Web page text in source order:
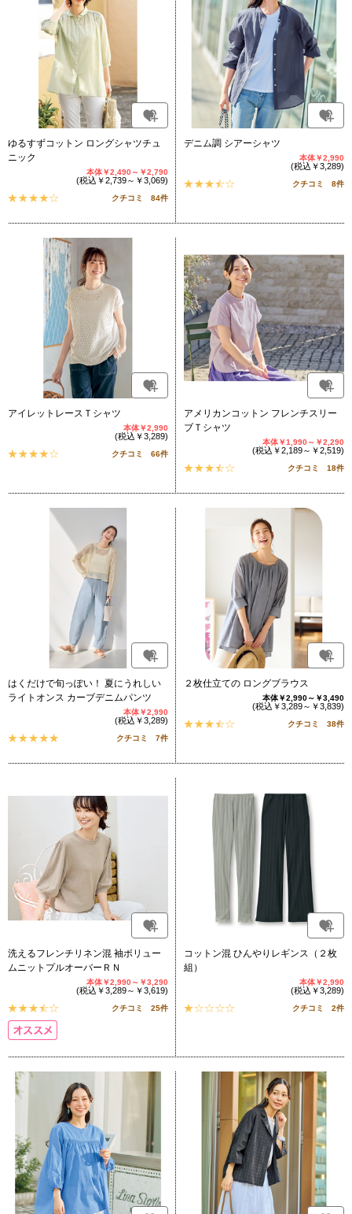
ゆるすずコットン ロングシャツチュ
ニック
本体￥2,490～￥2,790
(税込￥2,739～￥3,069)
クチコミ 84件
デニム調 シアーシャツ
本体￥2,990
(税込￥3,289)
クチコミ 8件
アイレットレースＴシャツ
本体￥2,990
(税込￥3,289)
クチコミ 66件
アメリカンコットン フレンチスリー
ブＴシャツ
本体￥1,990～￥2,290
(税込￥2,189～￥2,519)
クチコミ 18件
はくだけで旬っぽい！ 夏にうれしい
ライトオンス カーブデニムパンツ
本体￥2,990
(税込￥3,289)
クチコミ 7件
２枚仕立ての ロングブラウス
本体￥2,990～￥3,490
(税込￥3,289～￥3,839)
クチコミ 38件
洗えるフレンチリネン混 袖ボリュー
ムニットプルオーバーＲＮ
本体￥2,990～￥3,290
(税込￥3,289～￥3,619)
クチコミ 25件
コットン混 ひんやりレギンス（２枚
組）
本体￥2,990
(税込￥3,289)
クチコミ 2件